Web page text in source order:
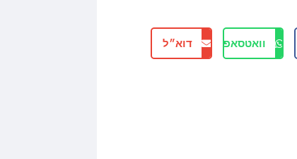
וואטסאפ דוא״ל